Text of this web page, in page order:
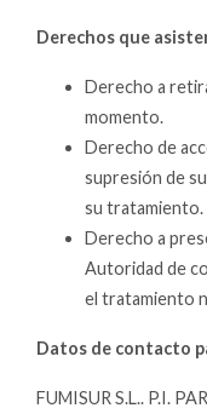
Derechos que
Derecho a
momento.
Derecho de
supresión de
su tratamiento.
Derecho a
Autoridad de
el tratamiento
Datos de contacto
FUMISUR S.L.. P.I.